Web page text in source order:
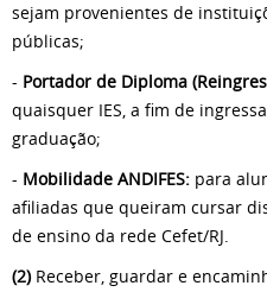
sejam provenientes de
públicas;
- Portador de Diploma
quaisquer IES, a fim de
graduação;
- Mobilidade ANDIFES: para
afiliadas que queiram cursar
de ensino da rede Cefet/RJ.
(2)Receber, guardar e